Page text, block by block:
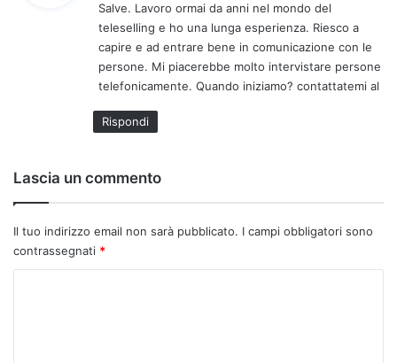
e
t
t
o
:
Salve. Lavoro ormai da anni nel mondo del
teleselling e ho una lunga esperienza. Riesco a
capire e ad entrare bene in comunicazione con le
persone. Mi piacerebbe molto intervistare persone
telefonicamente. Quando iniziamo? contattatemi al
Rispondi
Lascia un commento
Il tuo indirizzo email non sarà pubblicato. I campi obbligatori sono
contrassegnati *